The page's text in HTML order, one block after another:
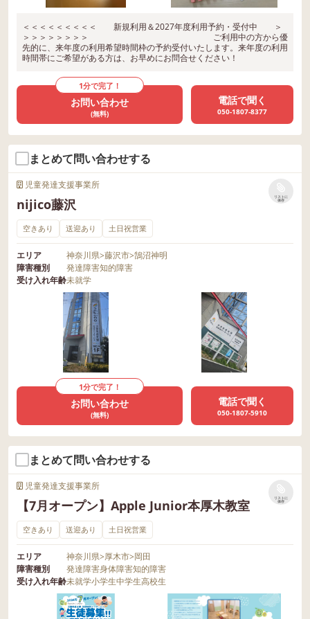
＜＜＜＜＜＜＜＜＜ 新規利用＆2027年度利用予約・受付中 ＞
＞＞＞＞＞＞＞＞ ご利用中の方から優
先的に、来年度の利用希望時間枠の予約受付いたします。来年度の利用
時間帯にご希望がある方は、お早めにお問合せください！
1分で完了！
お問い合わせ
(無料)
電話で聞く
050-1807-8377
まとめて問い合わせする
児童発達支援事業所
nijico藤沢
リストに
保存
空きあり 送迎あり 土日祝営業
エリア 神奈川県>藤沢市>鵠沼神明
障害種別
発達障害知的障害
受け入れ年齢未就学
1分で完了！
お問い合わせ
(無料)
電話で聞く
050-1807-5910
まとめて問い合わせする
児童発達支援事業所
【7月オープン】Apple Junior本厚木教室
リストに
保存
空きあり 送迎あり 土日祝営業
エリア 神奈川県>厚木市>岡田
障害種別
発達障害身体障害知的障害
受け入れ年齢未就学小学生中学生高校生